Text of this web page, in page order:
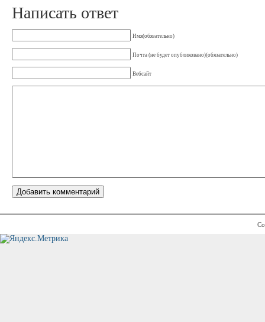
Написать ответ
Имя(обязательно)
Почта (не будет опубликовано)(обязательно)
Вебсайт